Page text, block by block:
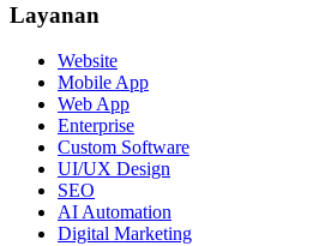
Layanan
Website
Mobile App
Web App
Enterprise
Custom Software
UI/UX Design
SEO
AI Automation
Digital Marketing